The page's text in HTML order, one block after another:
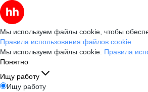
Мы используем файлы cookie, чтобы
Правила использования файлов cookie
Мы используем файлы cookie. Правила
Понятно
Ищу работу
Ищу работу